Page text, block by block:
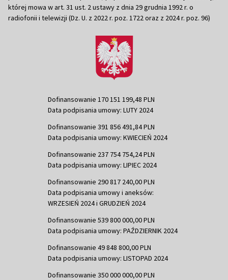
której mowa w art. 31 ust. 2 ustawy z dnia 29 grudnia 1992 r. o
radiofonii i telewizji (Dz. U. z 2022 r. poz. 1722 oraz z 2024 r. poz. 96)
Dofinansowanie 170 151 199,48 PLN
Data podpisania umowy: LUTY 2024
Dofinansowanie 391 856 491,84 PLN
Data podpisania umowy: KWIECIEŃ 2024
Dofinansowanie 237 754 754,24 PLN
Data podpisania umowy: LIPIEC 2024
Dofinansowanie 290 817 240,00 PLN
Data podpisania umowy i aneksów:
WRZESIEŃ 2024 i GRUDZIEŃ 2024
Dofinansowanie 539 800 000,00 PLN
Data podpisania umowy: PAŹDZIERNIK 2024
Dofinansowanie 49 848 800,00 PLN
Data podpisania umowy: LISTOPAD 2024
Dofinansowanie 350 000 000,00 PLN